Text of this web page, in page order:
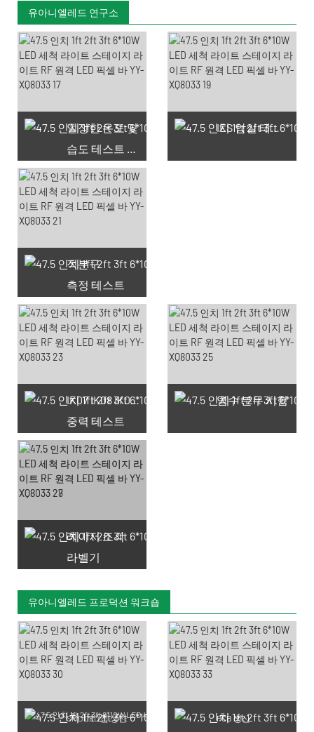
유아니엘레드 연구소
일정한 온도 및
습도 테스트 챔버
IES 암실 테스트
적분구
측정 테스트
사용 가능한 쿠폰 66개
IK07 IK08 IK09 IK10
중력 테스트
염수 분무 시험
레이저 조각
라벨기
유아니엘레드 프로덕션 워크숍
SMD LED 칩 생산 PCB 생산